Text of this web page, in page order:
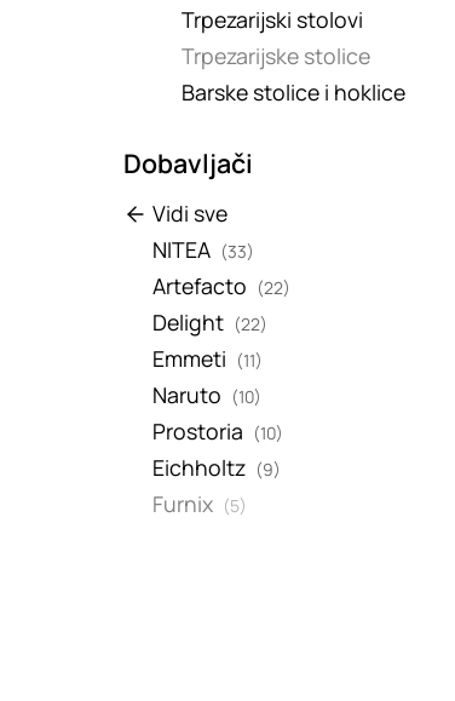
Trpezarijski stolovi
Trpezarijske stolice
Barske stolice i hoklice
Dobavljači
Vidi sve
NITEA (33)
Artefacto (22)
Delight (22)
Emmeti (11)
Naruto (10)
Prostoria (10)
Eichholtz (9)
Furnix (5)